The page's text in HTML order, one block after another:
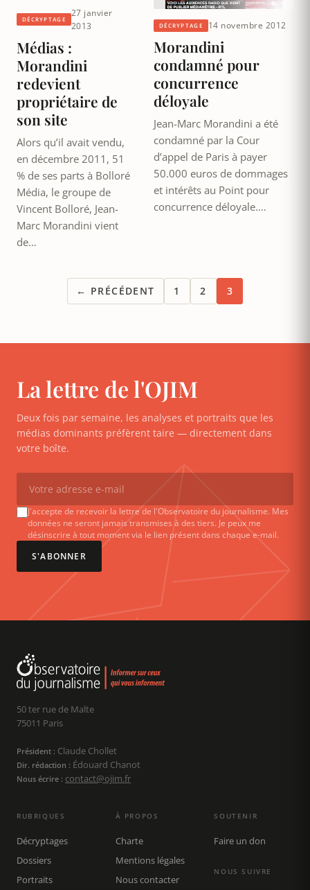
DÉCRYPTAGE
27 janvier
2013
Médias :
Morandini
redevient
propriétaire de
son site
Alors qu’il avait vendu,
en décembre 2011, 51
% de ses parts à Bolloré
Média, le groupe de
Vincent Bolloré, Jean-
Marc Morandini vient
de…
DÉCRYPTAGE 14 novembre 2012
Morandini
condamné pour
concurrence
déloyale
Jean-Marc Morandini a été
condamné par la Cour
d’appel de Paris à payer
50.000 euros de dommages
et intérêts au Point pour
concurrence déloyale.…
← PRÉCÉDENT 1 2 3
La lettre de l'OJIM
Deux fois par semaine, les analyses et portraits que les
médias dominants préfèrent taire — directement dans
votre boîte.
J'accepte de recevoir la lettre de l'Observatoire du journalisme. Mes
données ne seront jamais transmises à des tiers. Je peux me
désinscrire à tout moment via le lien présent dans chaque e-mail.
S'ABONNER
50 ter rue de Malte
75011 Paris
Président : Claude Chollet
Dir. rédaction : Édouard Chanot
Nous écrire : contact@ojim.fr
RUBRIQUES
Décryptages
Dossiers
Portraits
À PROPOS
Charte
Mentions légales
Nous contacter
SOUTENIR
Faire un don
NOUS SUIVRE